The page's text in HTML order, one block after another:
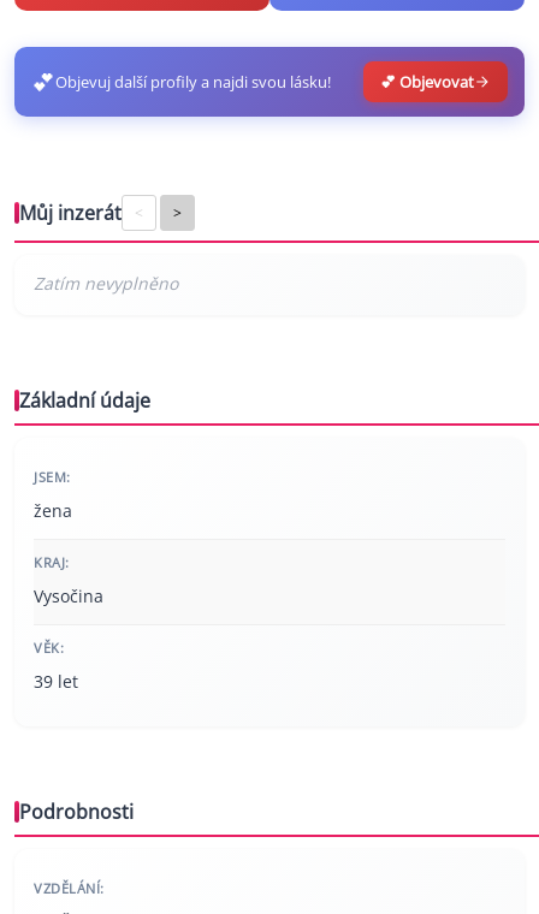
💕Objevuj další profily a najdi svou lásku! 💕 Objevovat
Můj inzerát < >
Základní údaje
JSEM:
žena
KRAJ:
Vysočina
VĚK:
39 let
Podrobnosti
VZDĚLÁNÍ: